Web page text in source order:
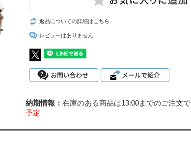
返品についての詳細はこちら
レビューはありません
在庫のある商品は13:00までのご注文で
予定